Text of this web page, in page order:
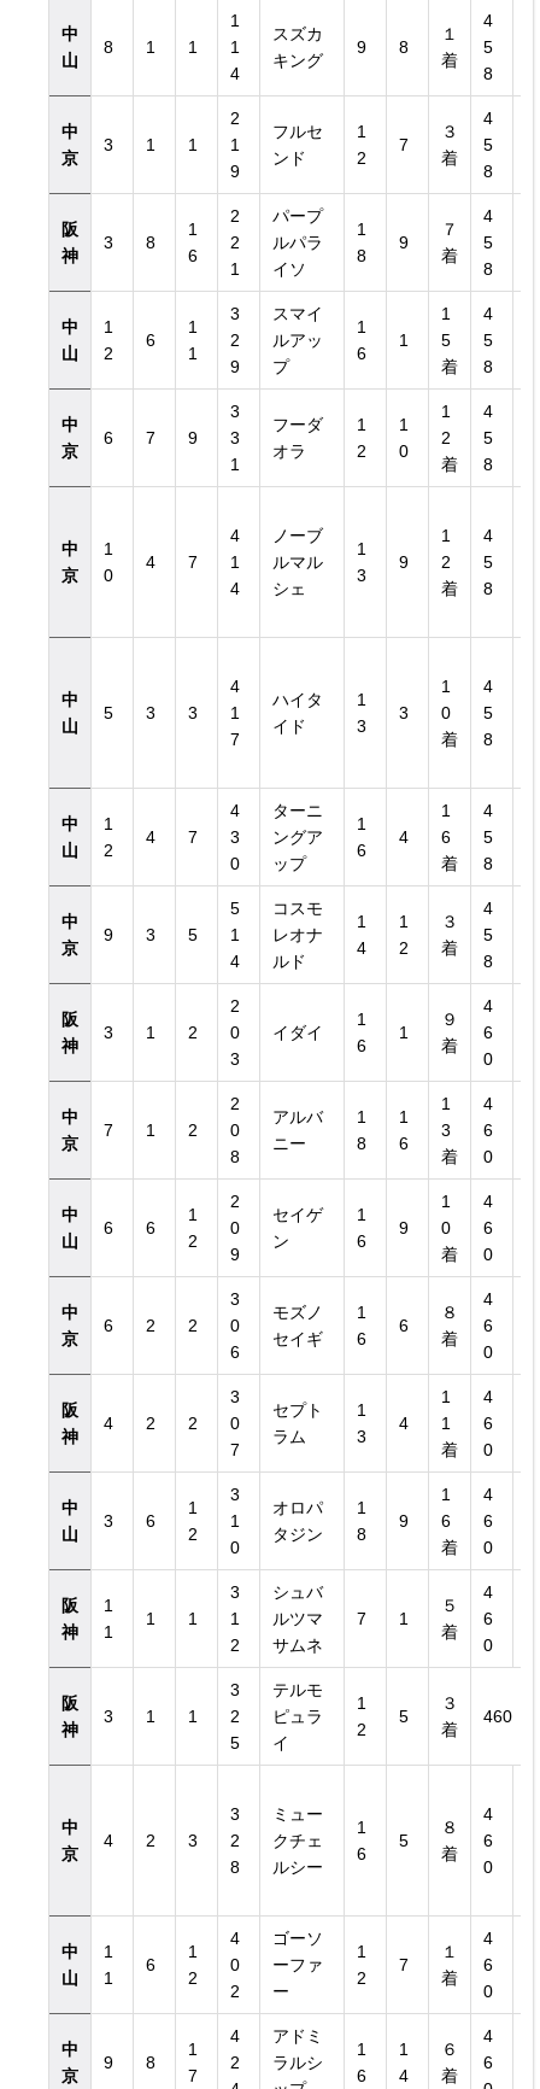
中
山
8 1 1
1
1
4
スズカ
キング
9 8
１
着
4
5
8
中
京
3 1 1
2
1
9
フルセ
ンド
1
2
7
３
着
4
5
8
阪
神
3 8
1
6
2
2
1
パープ
ルパラ
イソ
1
8
9
７
着
4
5
8
中
山
1
2
6
1
1
3
2
9
スマイ
ルアッ
プ
1
6
1
1
5
着
4
5
8
中
京
6 7 9
3
3
1
フーダ
オラ
1
2
1
0
1
2
着
4
5
8
中
京
1
0
4 7
4
1
4
ノーブ
ルマル
シェ
1
3
9
1
2
着
4
5
8
中
山
5 3 3
4
1
7
ハイタ
イド
1
3
3
1
0
着
4
5
8
中
山
1
2
4 7
4
3
0
ターニ
ングア
ップ
1
6
4
1
6
着
4
5
8
中
京
9 3 5
5
1
4
コスモ
レオナ
ルド
1
4
1
2
３
着
4
5
8
阪
神
3 1 2
2
0
3
イダイ
1
6
1
９
着
4
6
0
中
京
7 1 2
2
0
8
アルバ
ニー
1
8
1
6
1
3
着
4
6
0
中
山
6 6
1
2
2
0
9
セイゲ
ン
1
6
9
1
0
着
4
6
0
中
京
6 2 2
3
0
6
モズノ
セイギ
1
6
6
８
着
4
6
0
阪
神
4 2 2
3
0
7
セプト
ラム
1
3
4
1
1
着
4
6
0
中
山
3 6
1
2
3
1
0
オロパ
タジン
1
8
9
1
6
着
4
6
0
阪
神
1
1
1 1
3
1
2
シュバ
ルツマ
サムネ
7 1
５
着
4
6
0
阪
神
3 1 1
3
2
5
テルモ
ピュラ
イ
1
2
5
３
着
460
中
京
4 2 3
3
2
8
ミュー
クチェ
ルシー
1
6
5
８
着
4
6
0
中
山
1
1
6
1
2
4
0
2
ゴーソ
ーファ
ー
1
2
7
１
着
4
6
0
中
京
9 8
1
7
4
2
アドミ
ラルシ
1
6
1
4
６
着
4
6